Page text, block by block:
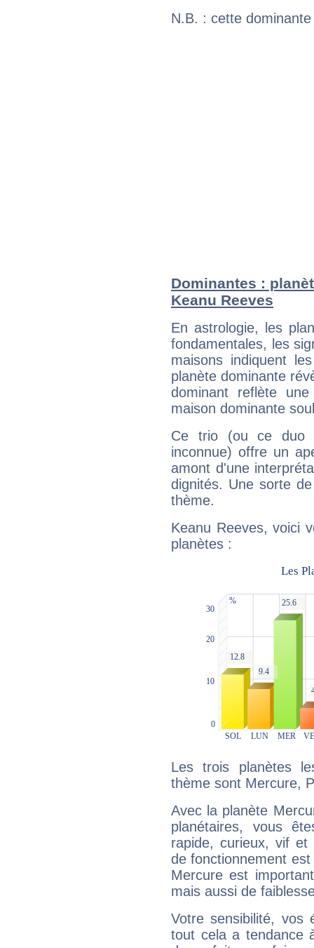
N.B. : cette
Dominantes :
Keanu Reeves
En astrologie, les
fondamentales, les
maisons indiquent
planète dominante
dominant reflète
maison dominante
Ce trio (ou ce duo
inconnue) offre un
amont d'une
dignités. Une sorte
thème.
Keanu Reeves, voici
planètes :
Les trois planètes
thème sont Mercure,
Avec la planète
planétaires, vous
rapide, curieux, vif et
de fonctionnement
Mercure est
mais aussi de
Votre sensibilité,
tout cela a tendance